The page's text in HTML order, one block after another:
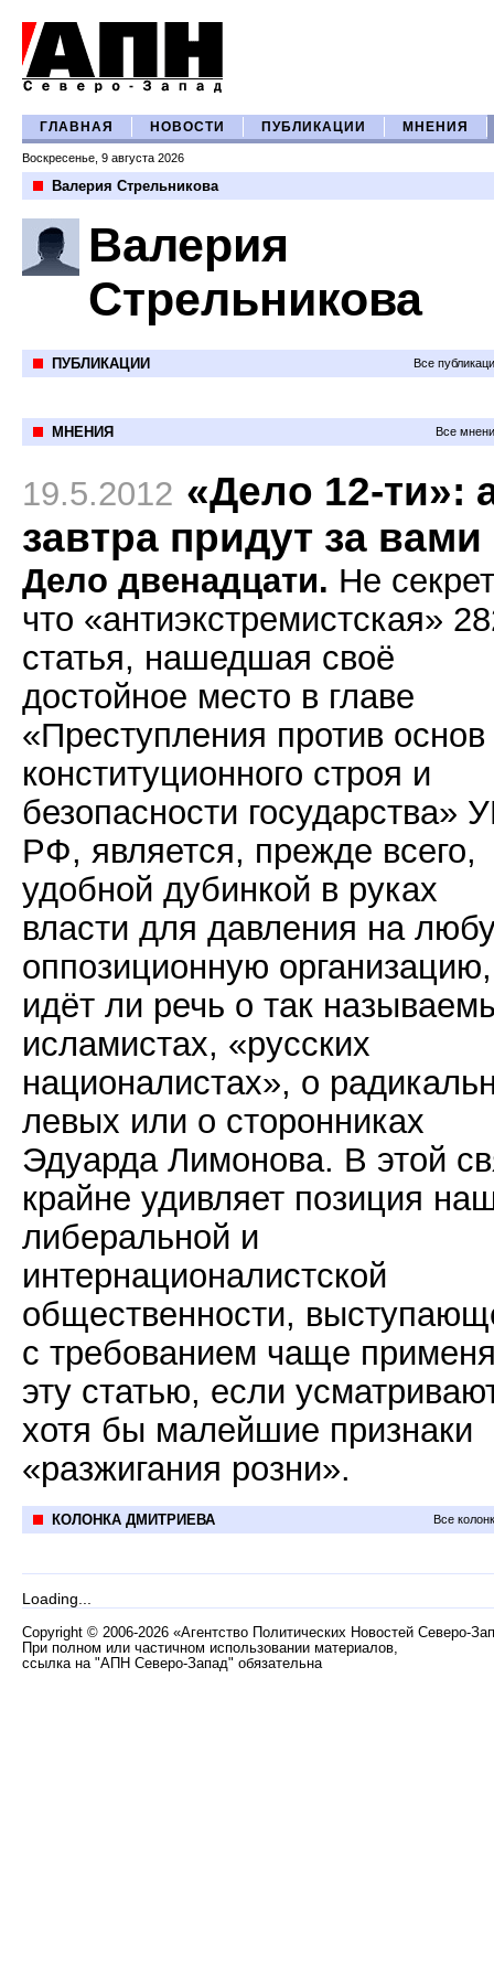
ГЛАВНАЯ НОВОСТИ ПУБЛИКАЦИИ МНЕНИЯ
Воскресенье, 9 августа 2026
Валерия Стрельникова
Валерия
Стрельникова
ПУБЛИКАЦИИ Все
МНЕНИЯ Все
19.5.2012 «Дело 12-ти»:
завтра придут за вами
Дело двенадцати. Не
что «антиэкстремистская»
статья, нашедшая своё
достойное место в главе
«Преступления против основ
конституционного строя и
безопасности государства»
РФ, является, прежде всего,
удобной дубинкой в руках
власти для давления на
оппозиционную организацию,
идёт ли речь о так
исламистах, «русских
националистах», о
левых или о сторонниках
Эдуарда Лимонова. В этой
крайне удивляет позиция
либеральной и
интернационалистской
общественности,
с требованием чаще
эту статью, если
хотя бы малейшие признаки
«разжигания розни».
КОЛОНКА ДМИТРИЕВА Все
Loading...
Copyright © 2006-2026 «Агентство Политических Новостей Северо-
При полном или частичном использовании материалов,
ссылка на "АПН Северо-Запад" обязательна